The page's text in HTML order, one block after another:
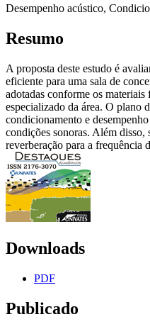
Desempenho acústico,
Resumo
A proposta deste estudo é
eficiente para uma sala de
adotadas conforme os
especializado da área. O plano
condicionamento e
condições sonoras. Além disso,
reverberação para a frequência
Downloads
PDF
Publicado